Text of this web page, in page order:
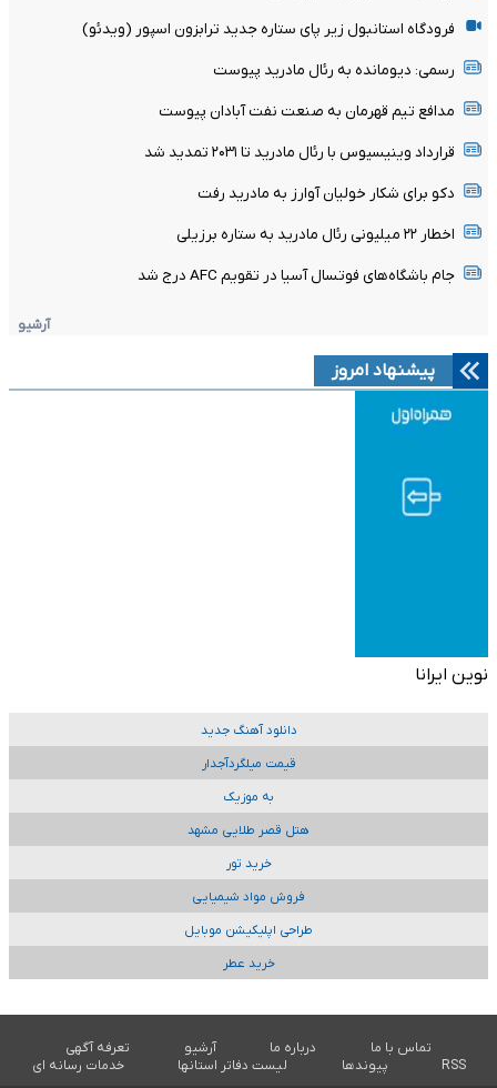
فرودگاه استانبول زیر پای ستاره جدید ترابزون اسپور (ویدئو)
رسمی: دیومانده به رئال مادرید پیوست
مدافع تیم قهرمان به صنعت نفت آبادان پیوست
قرارداد وینیسیوس با رئال مادرید تا ۲۰۳۱ تمدید شد
دکو برای شکار خولیان آوارز به مادرید رفت
اخطار ۲۲ میلیونی رئال مادرید به ستاره برزیلی
جام باشگاه‌های فوتسال آسیا در تقویم AFC درج شد
آرشیو
پیشنهاد امروز
نوین ایرانا
دانلود آهنگ جدید
قیمت میلگردآجدار
به موزیک
هتل قصر طلایی مشهد
خرید تور
فروش مواد شیمیایی
طراحی اپلیکیشن موبایل
خرید عطر
تماس با ما درباره ما آرشیو
تعرفه آگهی
RSS
پیوندها لیست دفاتر استانها خدمات رسانه ای